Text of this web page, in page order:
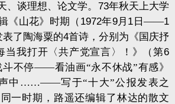
、谈理想、论文学。 73年秋天上大学
《山花》时期（ 1972年9月 1 日——1
表了陶海粟的4首诗，分别为《国庆抒
当我打开〈共产党宣言〉！》（第6
斗不停——看油画“永不休战”有感》
中……——写于“十大”公报发表之
一时期，路遥还编辑了林达的散文